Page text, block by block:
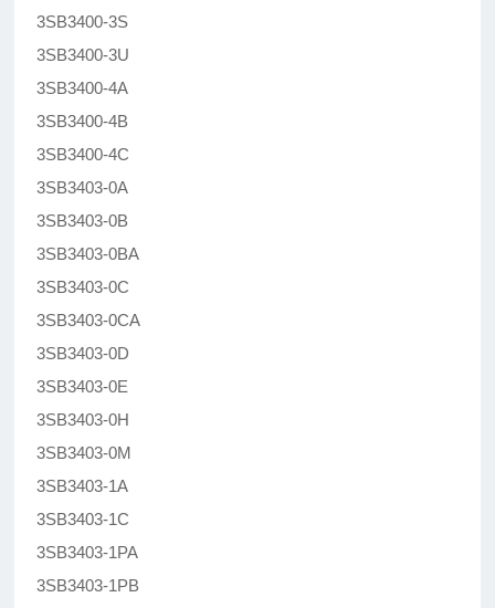
3SB3400-3S
3SB3400-3U
3SB3400-4A
3SB3400-4B
3SB3400-4C
3SB3403-0A
3SB3403-0B
3SB3403-0BA
3SB3403-0C
3SB3403-0CA
3SB3403-0D
3SB3403-0E
3SB3403-0H
3SB3403-0M
3SB3403-1A
3SB3403-1C
3SB3403-1PA
3SB3403-1PB